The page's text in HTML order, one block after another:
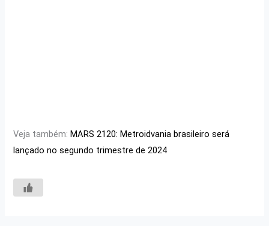
Veja também:MARS 2120: Metroidvania brasileiro será
lançado no segundo trimestre de 2024